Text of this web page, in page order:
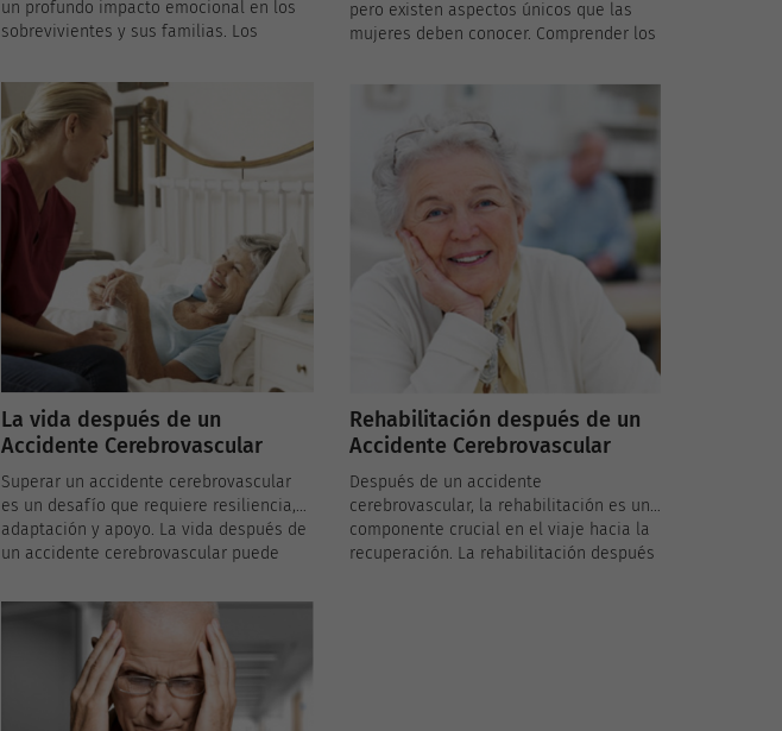
un profundo impacto emocional en los
sobrevivientes y sus familias. Los
depresión son comunes después de un
accidente cerebrovascular, y aprender a
lidiar con ellos es un paso importante
en el camino hacia la recuperación.
pero existen aspectos únicos que las
mujeres deben conocer. Comprender los
consideraciones de tratamiento
crucial para una detección temprana y
un manejo efectivo de esta condición.
La vida después de un
Accidente Cerebrovascular
Superar un accidente cerebrovascular
es un desafío que requiere resiliencia,
adaptación y apoyo. La vida después de
un accidente cerebrovascular puede
emocionales que pueden ser difíciles de
aceptar y manejar. Sin embargo, con la
actitud correcta, estrategias de
afrontamiento y un sistema de apoyo
sólido, es posible encontrar nuevas
formas de disfrutar la vida y mantener
Rehabilitación después de un
Accidente Cerebrovascular
Después de un accidente
cerebrovascular, la rehabilitación es un
componente crucial en el viaje hacia la
recuperación. La rehabilitación después